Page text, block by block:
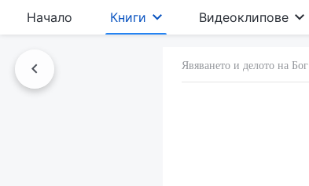
Начало Книги Видеоклипове
Явяването и делото на Бог